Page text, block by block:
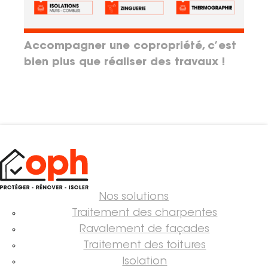
Accompagner une copropriété, c’est
bien plus que réaliser des travaux !
Nos solutions
Traitement des charpentes
Ravalement de façades
Traitement des toitures
Isolation